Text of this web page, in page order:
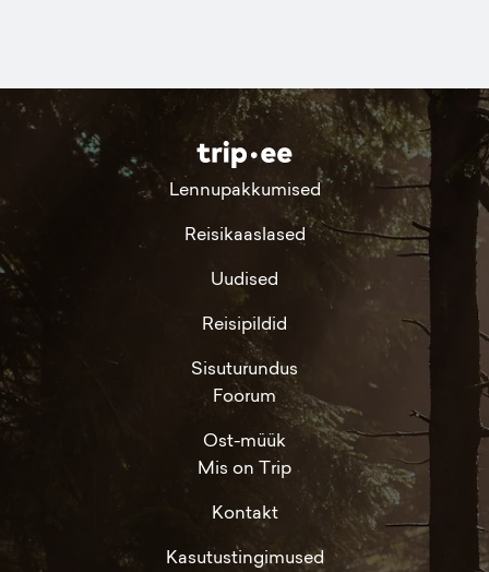
Lennupakkumised
Reisikaaslased
Uudised
Reisipildid
Sisuturundus
Foorum
Ost-müük
Mis on Trip
Kontakt
Kasutustingimused